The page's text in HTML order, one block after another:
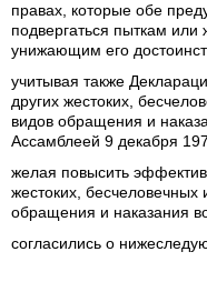
правах, которые обе
подвергаться пыткам
унижающим его
учитывая также
других жестоких,
видов обращения и
Ассамблеей 9 декабря
желая повысить
жестоких,
обращения и наказания
согласились о